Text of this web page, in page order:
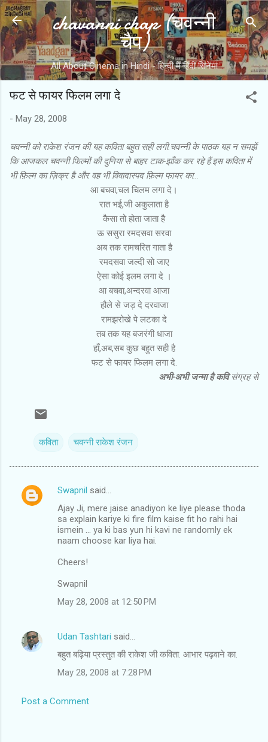
Skip to main content
chavanni chap (चवन्नी
चैप)
All About Cinema in Hindi - हिन्दी में हिंदी सिनेमा
फट से फायर फिलम लगा दे
- May 28, 2008
चवन्नी को राकेश रंजन की यह कविता बहुत सही लगी.चवन्नी के पाठक यह न समझें
कि आजकल चवन्नी फिल्मों की दुनिया से बाहर टाक-झाँक कर रहे हैं.इस कविता में
भी फ़िल्म का ज़िक्र है और वह भी विवादास्पद फ़िल्म फायर का...
आ बचवा,चल चिलम लगा दे।
रात भई,जी अकुलाता है
कैसा तो होता जाता है
ऊ ससुरा रमदसवा सरवा
अब तक रामचरित गाता है
रमदसवा जल्दी सो जाए
ऐसा कोई इलम लगा दे ।
आ बचवा,अन्दरवा आजा
हौले से जड़ दे दरवाजा
रामझरोखे पेलटका दे
तबतक यह बजरंगी धाजा
हाँ,अब,सब कुछ बहुत सही है
फट से फायर फिलम लगा दे.
अभी-अभी जन्मा है कविसंग्रह से
कविता चवन्नी राकेश रंजन
C
Swapnil said…
Ajay Ji, mere jaise anadiyon ke liye please thoda
sa explain kariye ki fire film kaise fit ho rahi hai
ismein ... ya ki bas yun hi kavi ne randomly ek
naam choose kar liya hai.
Cheers!
Swapnil
May 28, 2008 at 12:50 PM
Udan Tashtari said…
बहुत बढ़िया प्रस्तुत की राकेश जी कविता. आभार पढ़वाने का.
May 28, 2008 at 7:28 PM
Post a Comment